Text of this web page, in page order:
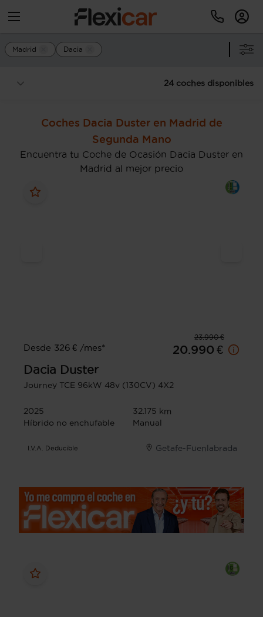
Madrid Dacia
24 coches disponibles
Coches Dacia Duster en Madrid de
Segunda Mano
Encuentra tu Coche de Ocasión Dacia Duster en
Madrid al mejor precio
23.990 €
Desde 326 € /mes*
20.990 €
Dacia Duster
Journey TCE 96kW 48v (130CV) 4X2
2025
32.175 km
Híbrido no enchufable
Manual
I.V.A. Deducible Getafe-Fuenlabrada